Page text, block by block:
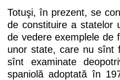
Totuşi, în prezent, se
de constituire a statelor
de vedere exemplele de
unor state, care nu sînt
sînt examinate
spaniolă adoptată în